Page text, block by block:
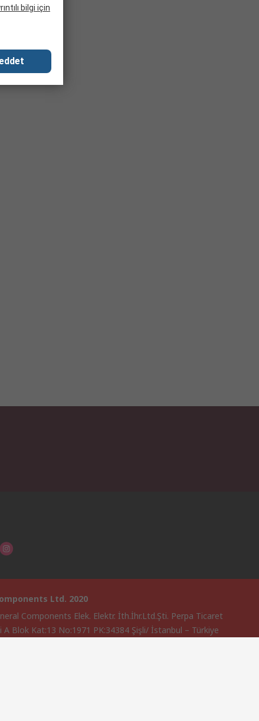
Ltd. 2020
Components Elek. Elektr. İth.İhr.Ltd.Şti. Perpa Ticaret
A Blok Kat:13 No:1971 PK:34384 Şişli/ İstanbul – Türkiye
bilgi için